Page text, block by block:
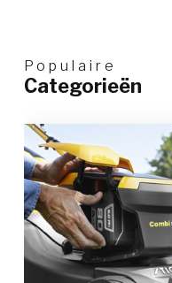
Populaire
Categorieën